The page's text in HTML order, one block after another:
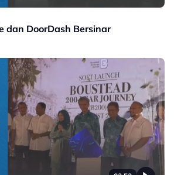
dan DoorDash Bersinar